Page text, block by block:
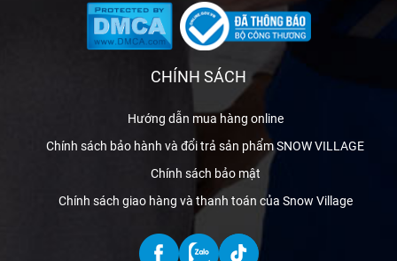
CHÍNH SÁCH
Hướng dẫn mua hàng online
Chính sách bảo hành và đổi trả sản phẩm SNOW VILLAGE
Chính sách bảo mật
Chính sách giao hàng và thanh toán của Snow Village